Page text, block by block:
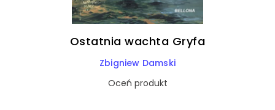
Ostatnia wachta Gryfa
Zbigniew Damski
Oceń produkt